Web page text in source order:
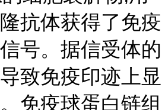
抗体获得了免疫
号。据信受体的
致免疫印迹上显
免疫球蛋白链组